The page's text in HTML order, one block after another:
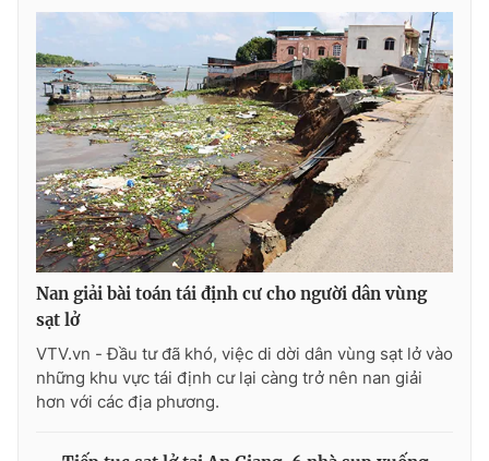
THỜI BÁO VTV
Theo dõi báo trên
Cơ quan chủ quản:Đài Truyền hình Việt Nam
Cơ quan báo chí:Thời báo VTV
Giấy phép hoạt động báo in và báo điện tử số 483/GP-BTTTT
cấp ngày 29/12/2023
Tổng Biên tập:Vũ Thanh Thủy
Phó Tổng Biên tập: Nguyễn Thị Mỹ Hạnh, Phạm Quốc Thắng,
Nguyễn Trọng Ninh
Nan giải bài toán tái định cư cho người dân vùng
sạt lở
VTV.vn - Đầu tư đã khó, việc di dời dân vùng sạt lở vào
những khu vực tái định cư lại càng trở nên nan giải
hơn với các địa phương.